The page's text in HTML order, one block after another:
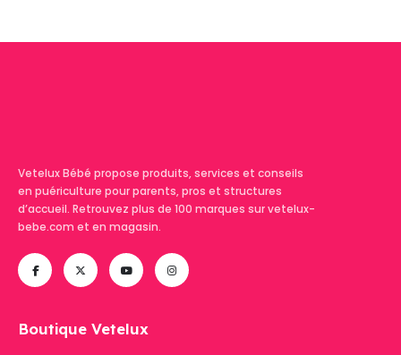
Vetelux Bébé propose produits, services et conseils
en puériculture pour parents, pros et structures
d’accueil. Retrouvez plus de 100 marques sur vetelux-
bebe.com et en magasin.
Boutique Vetelux